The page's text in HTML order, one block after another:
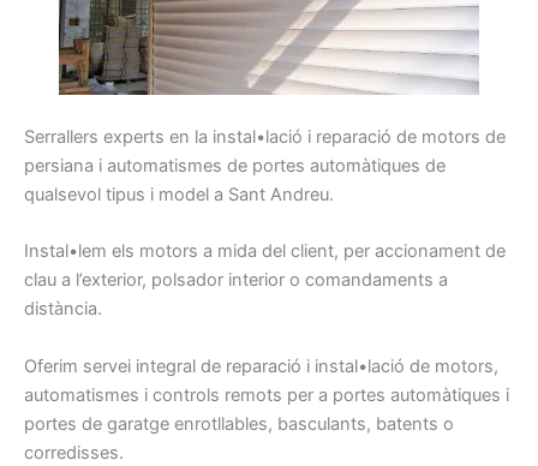
Serrallers experts en la instal•lació i reparació de motors de
persiana i automatismes de portes automàtiques de
qualsevol tipus i model a Sant Andreu.
Instal•lem els motors a mida del client, per accionament de
clau a l’exterior, polsador interior o comandaments a
distància.
Oferim servei integral de reparació i instal•lació de motors,
automatismes i controls remots per a portes automàtiques i
portes de garatge enrotllables, basculants, batents o
corredisses.